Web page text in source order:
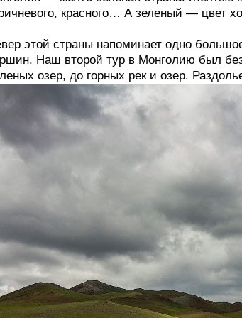
красного… А зеленый — цвет
этой страны напоминает одно
Наш второй тур в Монголию был
озер, до горных рек и озер.